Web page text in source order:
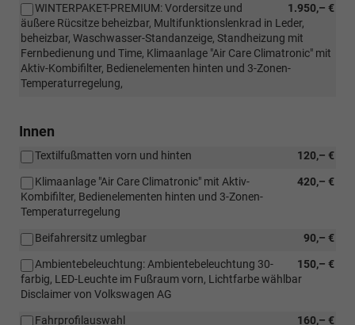
1.950,– €
WINTERPAKET-PREMIUM: Vordersitze und
äußere Rücsitze beheizbar, Multifunktionslenkrad in Leder,
beheizbar, Waschwasser-Standanzeige, Standheizung mit
Fernbedienung und Time, Klimaanlage "Air Care Climatronic" mit
Aktiv-Kombifilter, Bedienelementen hinten und 3-Zonen-
Temperaturregelung,
Innen
120,– €
Textilfußmatten vorn und hinten
420,– €
Klimaanlage "Air Care Climatronic" mit Aktiv-
Kombifilter, Bedienelementen hinten und 3-Zonen-
Temperaturregelung
90,– €
Beifahrersitz umlegbar
150,– €
Ambientebeleuchtung: Ambientebeleuchtung 30-
farbig, LED-Leuchte im Fußraum vorn, Lichtfarbe wählbar
Disclaimer von Volkswagen AG
160,– €
Fahrprofilauswahl